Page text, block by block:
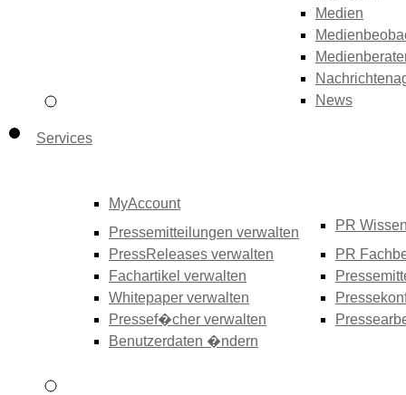
Medien
News
Services
MyAccount
Pressemitteilungen verwalten
PressReleases verwalten
Fachartikel verwalten
Whitepaper verwalten
Pressef�cher verwalten
Benutzerdaten �ndern
PR
PR